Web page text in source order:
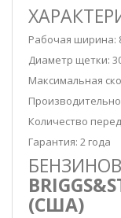
Рабочая ширина:
Диаметр щетки:
Максимальная
Количество
Гарантия: 2 года
(США)